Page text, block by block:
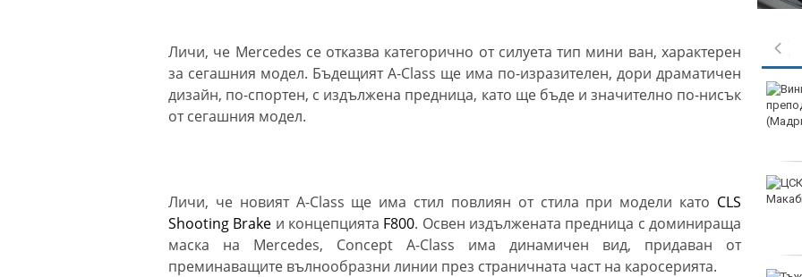
Личи, че Mercedes се отказва категорично от силуета тип мини ван, характерен
за сегашния модел. Бъдещият A-Class ще има по-изразителен, дори драматичен
дизайн, по-спортен, с издължена предница, като ще бъде и значително по-нисък
от сегашния модел.
Личи, че новият A-Class ще има стил повлиян от стила при модели като CLS
Shooting Brake и концепцията F800. Освен издължената предница с доминираща
маска на Mercedes, Concept A-Class има динамичен вид, придаван от
преминаващите вълнообразни линии през страничната част на каросерията.